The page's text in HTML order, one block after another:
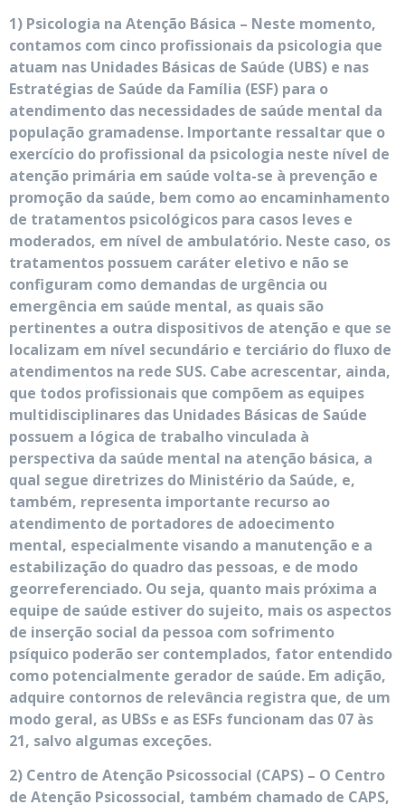
1) Psicologia na Atenção Básica – Neste momento,
contamos com cinco profissionais da psicologia que
atuam nas Unidades Básicas de Saúde (UBS) e nas
Estratégias de Saúde da Família (ESF) para o
atendimento das necessidades de saúde mental da
população gramadense. Importante ressaltar que o
exercício do profissional da psicologia neste nível de
atenção primária em saúde volta-se à prevenção e
promoção da saúde, bem como ao encaminhamento
de tratamentos psicológicos para casos leves e
moderados, em nível de ambulatório. Neste caso, os
tratamentos possuem caráter eletivo e não se
configuram como demandas de urgência ou
emergência em saúde mental, as quais são
pertinentes a outra dispositivos de atenção e que se
localizam em nível secundário e terciário do fluxo de
atendimentos na rede SUS. Cabe acrescentar, ainda,
que todos profissionais que compõem as equipes
multidisciplinares das Unidades Básicas de Saúde
possuem a lógica de trabalho vinculada à
perspectiva da saúde mental na atenção básica, a
qual segue diretrizes do Ministério da Saúde, e,
também, representa importante recurso ao
atendimento de portadores de adoecimento
mental, especialmente visando a manutenção e a
estabilização do quadro das pessoas, e de modo
georreferenciado. Ou seja, quanto mais próxima a
equipe de saúde estiver do sujeito, mais os aspectos
de inserção social da pessoa com sofrimento
psíquico poderão ser contemplados, fator entendido
como potencialmente gerador de saúde. Em adição,
adquire contornos de relevância registra que, de um
modo geral, as UBSs e as ESFs funcionam das 07 às
21, salvo algumas exceções.
2) Centro de Atenção Psicossocial (CAPS) – O Centro
de Atenção Psicossocial, também chamado de CAPS,